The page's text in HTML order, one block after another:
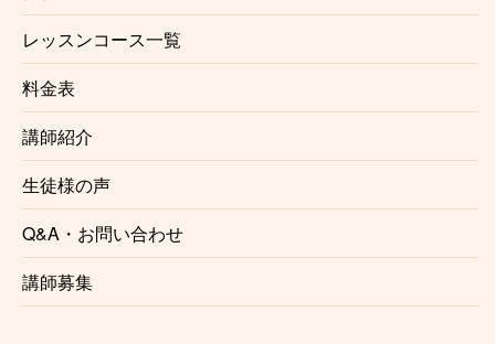
レッスンコース一覧
料金表
講師紹介
生徒様の声
Q&A・お問い合わせ
講師募集
しても講師としても確かな実力、経験を持ったプロト
ランペッターです。正しい奏法をわかりやすくレッス
ンいたします。
月1回からの自由予約制で、曜日、時間を固定する必
要がないのでお仕事で忙しい方にも安心です。
仕事帰り、学校帰りに通う事も可能です。
☆初心者にも優しいレッスン内容
レッスンは個々のレベル、好みに合わせて行います。